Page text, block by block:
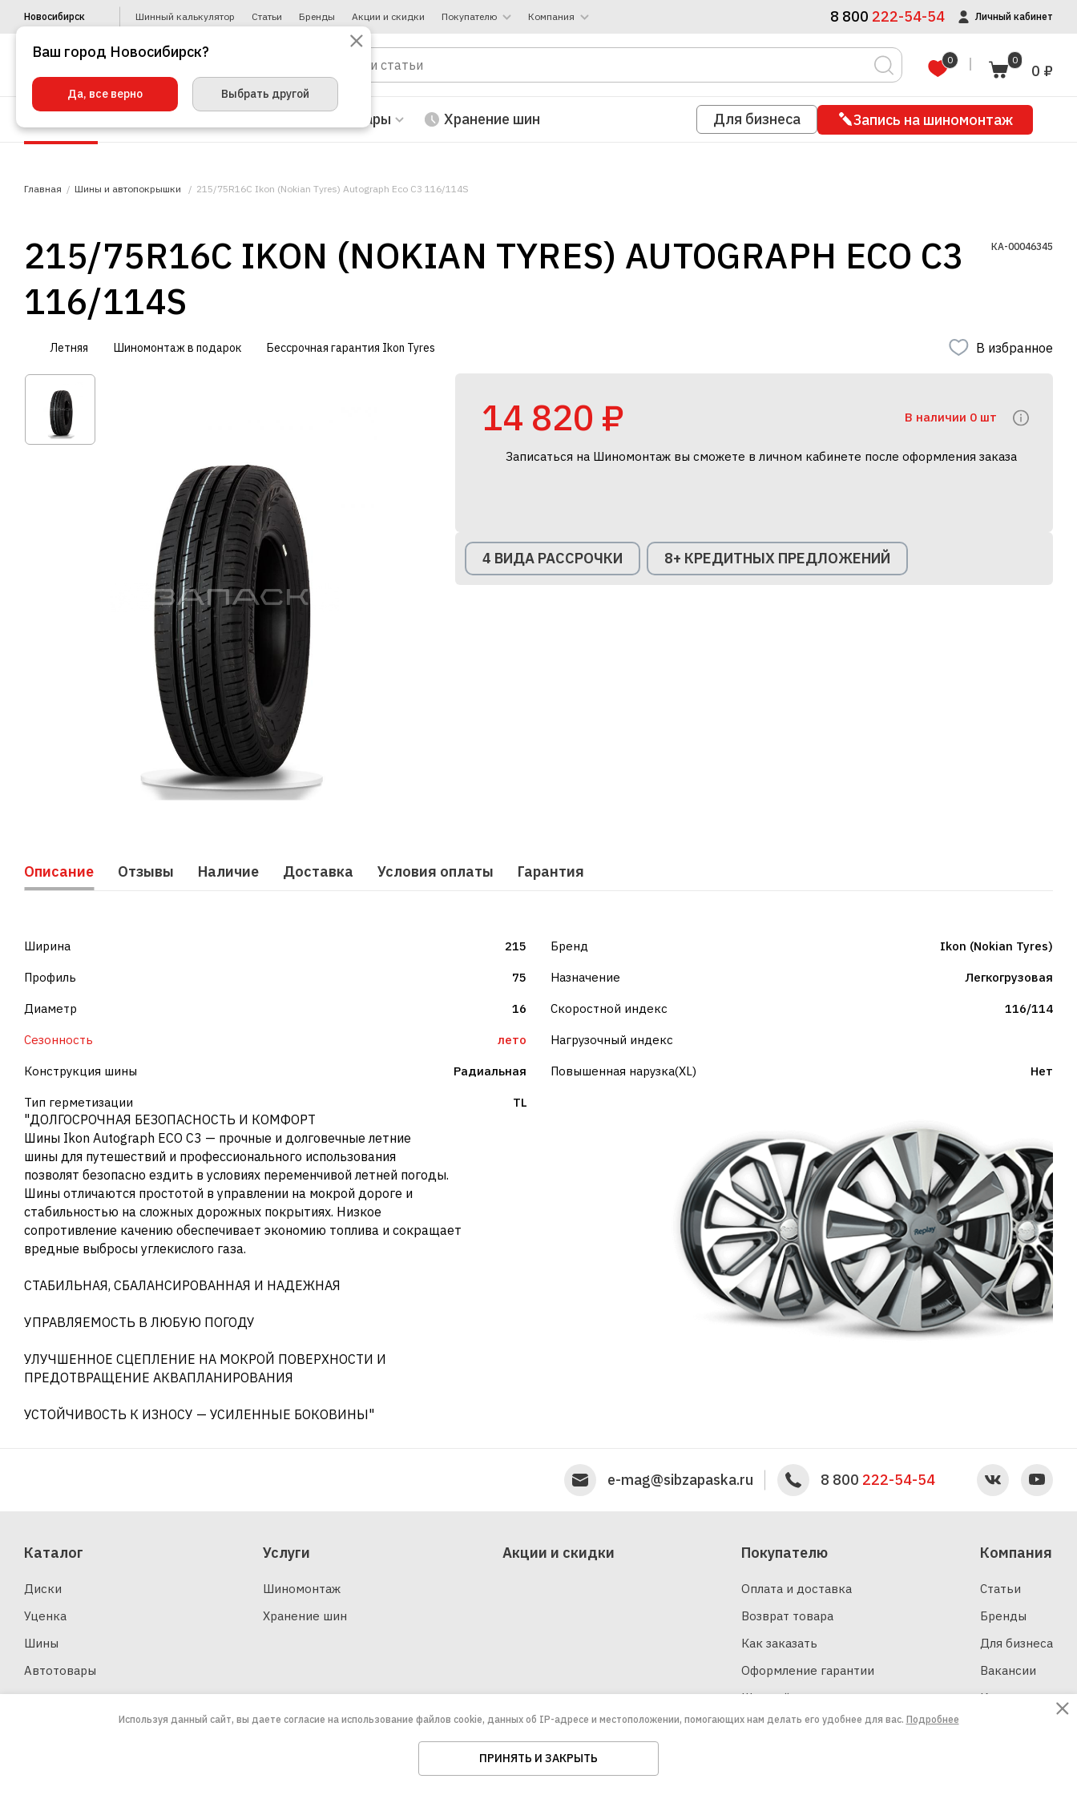
Новосибирск Шинный калькулятор Статьи Бренды Акции и скидки Покупателю Компания 8 800 222-54-54 Личный кабинет
0 0
0 ₽
Автотовары Хранение шин Для бизнеса Запись на шиномонтаж
Главная Шины и автопокрышки 215/75R16C Ikon (Nokian Tyres) Autograph Eco C3 116/114S
215/75R16C IKON (NOKIAN TYRES) AUTOGRAPH ECO C3
116/114S
КА-00046345
Летняя Шиномонтаж в подарок Бессрочная гарантия Ikon Tyres В избранное
14 820 ₽ В наличии 0 шт
Записаться на Шиномонтаж вы сможете в личном кабинете после оформления заказа
4 ВИДА РАССРОЧКИ 8+ КРЕДИТНЫХ ПРЕДЛОЖЕНИЙ
Описание Отзывы Наличие Доставка Условия оплаты Гарантия
Ширина 215
Профиль 75
Диаметр 16
Сезонность лето
Конструкция шины Радиальная
Тип герметизации TL
Бренд Ikon (Nokian Tyres)
Назначение Легкогрузовая
Скоростной индекс 116/114
Нагрузочный индекс
Повышенная нарузка(XL) Нет
"ДОЛГОСРОЧНАЯ БЕЗОПАСНОСТЬ И КОМФОРТ
Шины Ikon Autograph ECO C3 — прочные и долговечные летние
шины для путешествий и профессионального использования
позволят безопасно ездить в условиях переменчивой летней погоды.
Шины отличаются простотой в управлении на мокрой дороге и
стабильностью на сложных дорожных покрытиях. Низкое
сопротивление качению обеспечивает экономию топлива и сокращает
вредные выбросы углекислого газа.
СТАБИЛЬНАЯ, СБАЛАНСИРОВАННАЯ И НАДЕЖНАЯ
УПРАВЛЯЕМОСТЬ В ЛЮБУЮ ПОГОДУ
УЛУЧШЕННОЕ СЦЕПЛЕНИЕ НА МОКРОЙ ПОВЕРХНОСТИ И
ПРЕДОТВРАЩЕНИЕ АКВАПЛАНИРОВАНИЯ
УСТОЙЧИВОСТЬ К ИЗНОСУ — УСИЛЕННЫЕ БОКОВИНЫ"
e-mag@sibzapaska.ru 8 800 222-54-54
Каталог
Диски
Уценка
Шины
Автотовары
Услуги
Шиномонтаж
Хранение шин
Акции и скидки Покупателю
Оплата и доставка
Возврат товара
Как заказать
Оформление гарантии
Шинный калькулятор
Компания
Статьи
Бренды
Для бизнеса
Вакансии
Контакты
Ваш город Новосибирск?
Да, все верно Выбрать другой
Используя данный сайт, вы даете согласие на использование файлов cookie, данных об IP-адресе и местоположении, помогающих нам делать его удобнее для вас. Подробнее
ПРИНЯТЬ И ЗАКРЫТЬ